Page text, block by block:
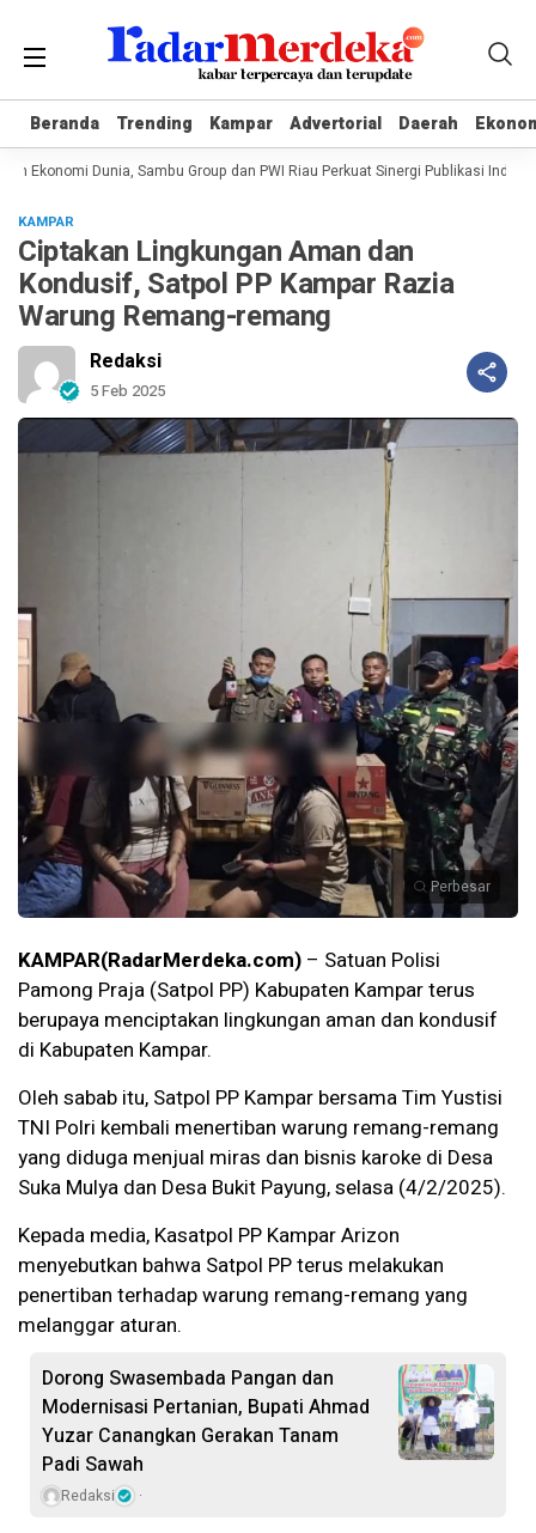
Beranda Trending Kampar Advertorial Daerah
Beranda Trending Kampar Advertorial Daerah
Ekonomi Dunia, Sambu Group dan PWI Riau Perkuat Sinergi Publikasi Industri
KAMPAR
Ciptakan Lingkungan Aman dan
Kondusif, Satpol PP Kampar Razia
Warung Remang-remang
Redaksi
5 Feb 2025
Perbesar
KAMPAR(RadarMerdeka.com) – Satuan Polisi
Pamong Praja (Satpol PP) Kabupaten Kampar terus
berupaya menciptakan lingkungan aman dan kondusif
di Kabupaten Kampar.
Oleh sabab itu, Satpol PP Kampar bersama Tim Yustisi
TNI Polri kembali menertiban warung remang-remang
yang diduga menjual miras dan bisnis karoke di Desa
Suka Mulya dan Desa Bukit Payung, selasa (4/2/2025).
Kepada media, Kasatpol PP Kampar Arizon
menyebutkan bahwa Satpol PP terus melakukan
penertiban terhadap warung remang-remang yang
melanggar aturan.
Dorong Swasembada Pangan dan
Modernisasi Pertanian, Bupati Ahmad
Yuzar Canangkan Gerakan Tanam
Padi Sawah
Redaksi